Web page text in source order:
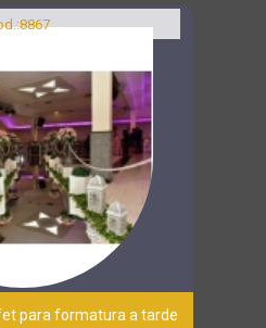
8867
para formatura a tarde